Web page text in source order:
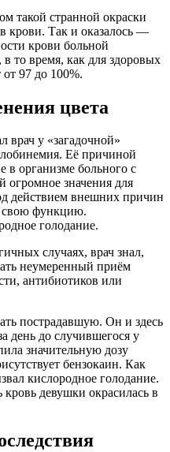
такой странной окраски
крови. Так и оказалось —
крови больной
то время, как для здоровых
от 97 до 100%.
цвета
врач у «загадочной»
Её причиной
в организме больного с
значения для
действием внешних причин
свою функцию.
голодание.
случаях, врач знал,
неумеренный приём
антибиотиков или
пострадавшую. Он и здесь
день до случившегося у
значительную дозу
бензокаин. Как
кислородное голодание.
кровь девушки окрасилась в